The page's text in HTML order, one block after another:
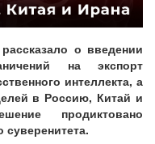
о введении
на экспорт
интеллекта, а
в Россию, Китай и
продиктовано
суверенитета.